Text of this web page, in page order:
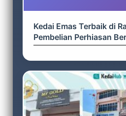
Kedai Emas Terbaik di
Pembelian Perhiasan